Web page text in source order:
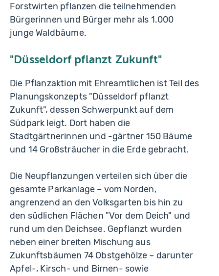
Forstwirten pflanzen die teilnehmenden
Bürgerinnen und Bürger mehr als 1.000
junge Waldbäume.
"Düsseldorf pflanzt Zukunft"
Die Pflanzaktion mit Ehreamtlichen ist Teil des
Planungskonzepts "Düsseldorf pflanzt
Zukunft", dessen Schwerpunkt auf dem
Südpark leigt. Dort haben die
Stadtgärtnerinnen und -gärtner 150 Bäume
und 14 Großsträucher in die Erde gebracht.
Die Neupflanzungen verteilen sich über die
gesamte Parkanlage – vom Norden,
angrenzend an den Volksgarten bis hin zu
den südlichen Flächen "Vor dem Deich" und
rund um den Deichsee. Gepflanzt wurden
neben einer breiten Mischung aus
Zukunftsbäumen 74 Obstgehölze – darunter
Apfel-, Kirsch- und Birnen- sowie